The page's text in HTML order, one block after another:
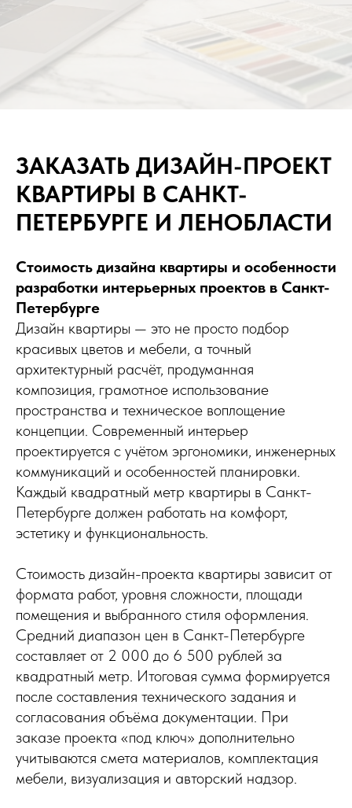
ЗАКАЗАТЬ ДИЗАЙН-ПРОЕКТ
КВАРТИРЫ В САНКТ-
ПЕТЕРБУРГЕ И ЛЕНОБЛАСТИ
Стоимость дизайна квартиры и особенности
разработки интерьерных проектов в Санкт-
Петербурге
Дизайн квартиры — это не просто подбор
красивых цветов и мебели, а точный
архитектурный расчёт, продуманная
композиция, грамотное использование
пространства и техническое воплощение
концепции. Современный интерьер
проектируется с учётом эргономики, инженерных
коммуникаций и особенностей планировки.
Каждый квадратный метр квартиры в Санкт-
Петербурге должен работать на комфорт,
эстетику и функциональность.
Стоимость дизайн-проекта квартиры зависит от
формата работ, уровня сложности, площади
помещения и выбранного стиля оформления.
Средний диапазон цен в Санкт-Петербурге
составляет от 2 000 до 6 500 рублей за
квадратный метр. Итоговая сумма формируется
после составления технического задания и
согласования объёма документации. При
заказе проекта «под ключ» дополнительно
учитываются смета материалов, комплектация
мебели, визуализация и авторский надзор.